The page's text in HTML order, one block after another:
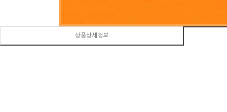
상품상세정보